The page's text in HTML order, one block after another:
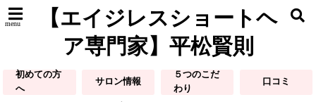
menu
【エイジレスショートヘ
ア専門家】平松賢則
初めての方
へ
サロン情報
５つのこだ
わり
口コミ